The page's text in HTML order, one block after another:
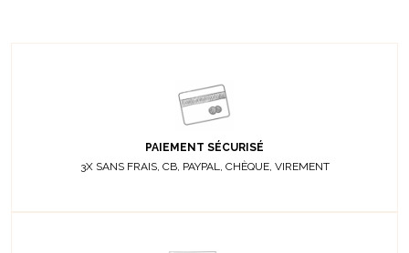
PAIEMENT SÉCURISÉ
3X SANS FRAIS, CB, PAYPAL, CHÈQUE, VIREMENT